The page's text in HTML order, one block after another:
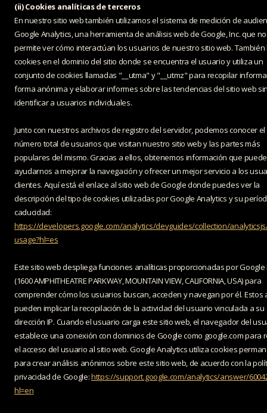
(ii) Cookies analíticas de terceros
En nuestro sitio web también utilizamos el sistema de medición de
Google Analytics, una herramienta de análisis web de Google, Inc. que
permite ver cómo interactúan los usuarios de nuestro sitio web.
cookies en el dominio del sitio donde se encuentra el usuario y utiliza un
conjunto de cookies llamadas "__utma" y "__utmz" para recopilar
forma anónima y elaborar informes sobre las tendencias del sitio web
identificar a usuarios individuales.
Junto con nuestros archivos de registro del servidor, podemos conocer el
número total de usuarios que visitan nuestro sitio web y las partes más
populares del mismo. Gracias a ellos, obtenemos información que puede
ayudarnos a mejorar la navegación y ofrecer un mejor servicio a los
clientes. Aquí está el enlace al sitio web de Google donde puedes ver la
descripción del tipo de cookies utilizadas por Google Analytics y su
caducidad:
https://developers.google.com/analytics/devguides/collection/
usage?hl=es
Este sitio web despliega funciones analíticas proporcionadas por Google
(1600 AMPHITHEATRE PARKWAY, MOUNTAIN VIEW, CALIFORNIA, USA) para
comprender cómo los usuarios buscan, acceden y navegan por él. Estos
pueden implicar la recopilación de la actividad del usuario vinculada a su
dirección IP. Cuando el usuario carga este sitio web, el navegador del
establece una conexión con dominios de Google como google.com para
el acceso del usuario al sitio web. Google Analytics utiliza cookies
para crear análisis anónimos sobre este sitio web, de acuerdo con la
privacidad de Google:https://support.google.com/analytics/answer/
hl=en